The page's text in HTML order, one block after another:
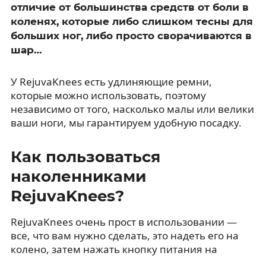
отличие от большинства средств от боли в
коленях, которые либо слишком тесны для
больших ног, либо просто сворачиваются в
шар…
У RejuvaKnees есть удлиняющие ремни,
которые можно использовать, поэтому
независимо от того, насколько малы или велики
ваши ноги, мы гарантируем удобную посадку.
Как пользоваться
наколенниками
RejuvaKnees?
RejuvaKnees очень прост в использовании —
все, что вам нужно сделать, это надеть его на
колено, затем нажать кнопку питания на